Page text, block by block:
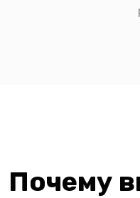
Почему